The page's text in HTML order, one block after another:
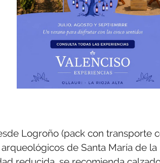
Logroño (pack con transporte
de Santa María de